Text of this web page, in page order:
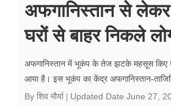
उत्तर प्रदेश
वीडियो
अफगानिस्तान से
घरों से बाहर निकले
अफगानिस्तान में भूकंप के तेज झटके महसूस किए
आया है। इस भूकंप का केंद्र अफगानिस्तान-
By शिव मौर्या
Updated Date June 27,